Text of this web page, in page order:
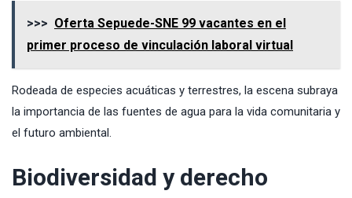
>>> Oferta Sepuede-SNE 99 vacantes en el
primer proceso de vinculación laboral virtual
Rodeada de especies acuáticas y terrestres, la escena subraya
la importancia de las fuentes de agua para la vida comunitaria y
el futuro ambiental.
Biodiversidad y derecho